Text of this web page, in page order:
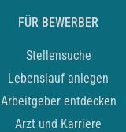
FÜR BEWERBER
Stellensuche
Lebenslauf anlegen
Arbeitgeber entdecken
Arzt und Karriere